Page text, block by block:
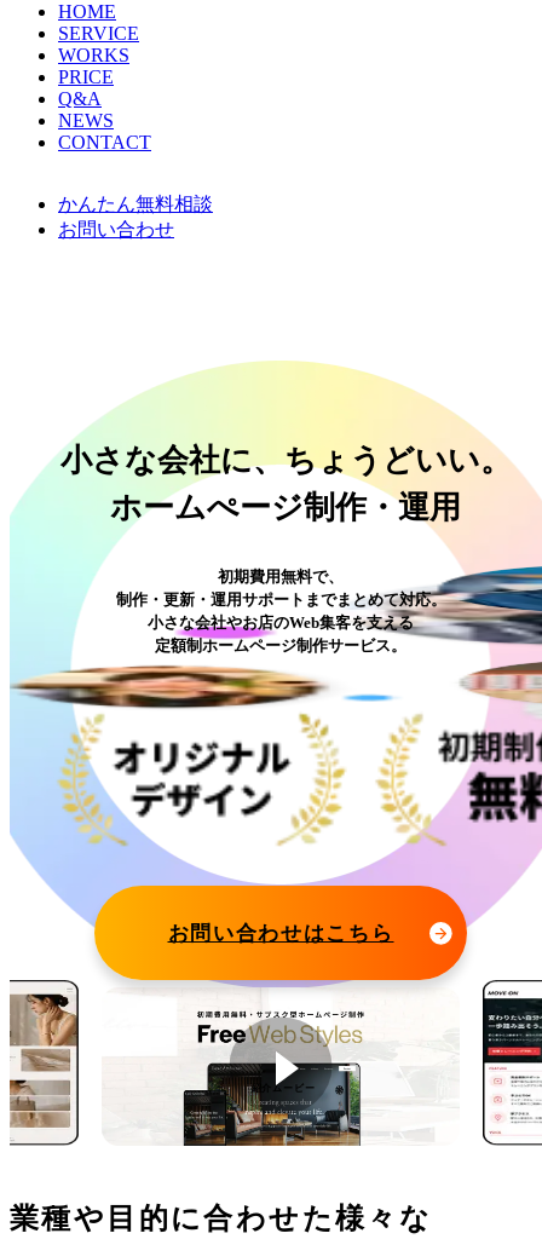
HOME
SERVICE
WORKS
PRICE
Q&A
NEWS
CONTACT
かんたん無料相談
お問い合わせ
小さな会社に、ちょうどいい。
ホームぺージ制作・運用
初期費用無料で、
制作・更新・運用サポートまでまとめて対応。
小さな会社やお店のWeb集客を支える
定額制ホームページ制作サービス。
お問い合わせはこちら
紹介ムービー
業種や目的に合わせた様々な